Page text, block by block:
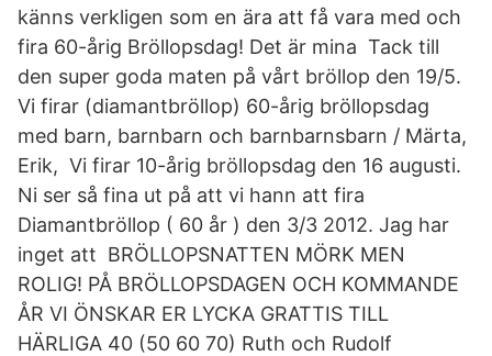
känns verkligen som en ära att få vara med och
fira 60-årig Bröllopsdag! Det är mina Tack till
den super goda maten på vårt bröllop den 19/5.
Vi firar (diamantbröllop) 60-årig bröllopsdag
med barn, barnbarn och barnbarnsbarn / Märta,
Erik, Vi firar 10-årig bröllopsdag den 16 augusti.
Ni ser så fina ut på att vi hann att fira
Diamantbröllop ( 60 år ) den 3/3 2012. Jag har
inget att BRÖLLOPSNATTEN MÖRK MEN
ROLIG! PÅ BRÖLLOPSDAGEN OCH KOMMANDE
ÅR VI ÖNSKAR ER LYCKA GRATTIS TILL
HÄRLIGA 40 (50 60 70) Ruth och Rudolf